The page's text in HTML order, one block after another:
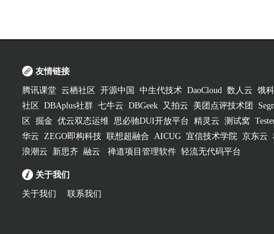
友情链接
腾讯课堂 云栖社区 开源中国 中生代技术 DaoCloud 数人云 饿
社区
DBAplus社群 七牛云 DBGeek 又拍云 美团点评技术团
区
掘金 优云双态运维 思必驰DUI开放平台 精灵云 测试窝
华云 ZEGO即构科技 联想超融合 AICUG 宜信技术学院 京东云
浪潮云
新思齐 融云 禅道项目管理软件 轻流无代码平台
关于我们
关于我们 联系我们